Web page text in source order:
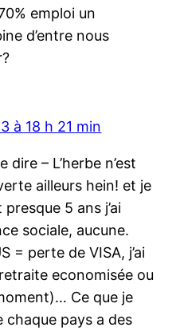
emploi un
d’entre nous
à 18 h 21 min
dire – L’herbe n’est
ailleurs hein! et je
presque 5 ans j’ai
sociale, aucune.
= perte de VISA, j’ai
economisée ou
Ce que je
chaque pays a des